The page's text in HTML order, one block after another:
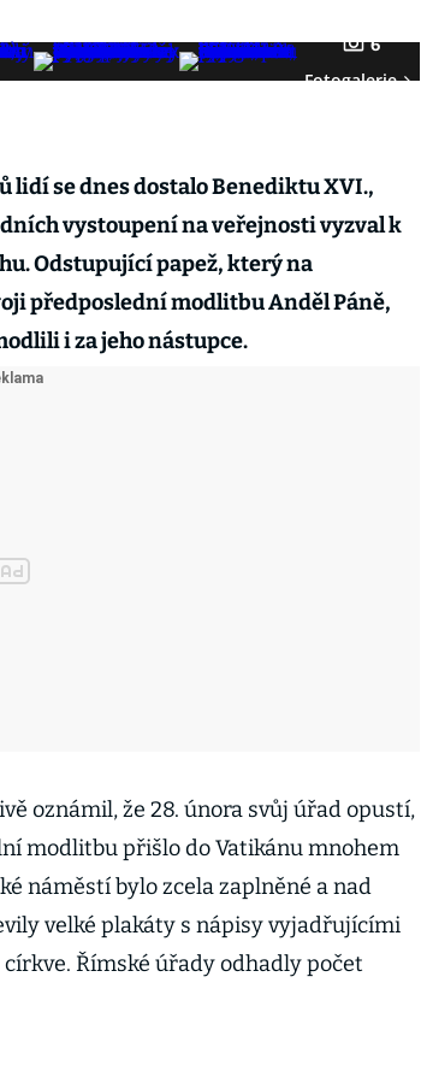
6
Fotogalerie
lidí se dnes dostalo Benediktu XVI.,
vystoupení na veřejnosti vyzval k
Odstupující papež, který na
předposlední modlitbu Anděl Páně,
i za jeho nástupce.
oznámil, že 28. února svůj úřad opustí,
modlitbu přišlo do Vatikánu mnohem
náměstí bylo zcela zaplněné a nad
velké plakáty s nápisy vyjadřujícími
Římské úřady odhadly počet